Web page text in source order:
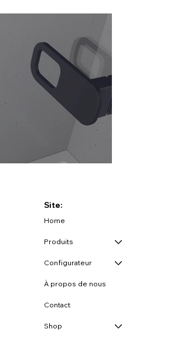
Site:
Home
Produits
Configurateur
À propos de nous
Contact
Shop